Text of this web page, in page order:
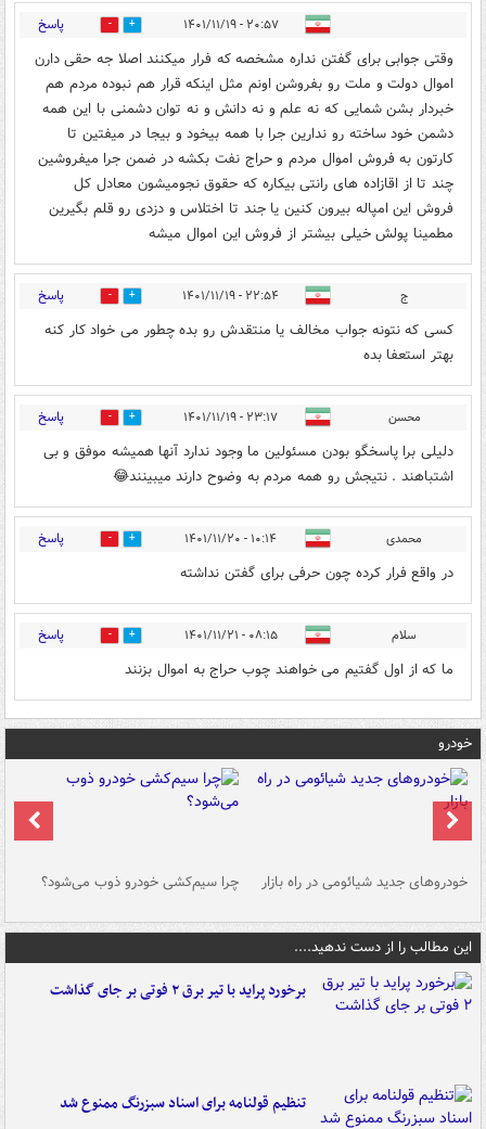
۲۰:۵۷ - ۱۴۰۱/۱۱/۱۹ 0 پاسخ
وقتی جوابی برای گفتن نداره مشخصه که فرار میکنند اصلا جه حقی دارن
اموال دولت و ملت رو بفروشن اونم مثل اینکه قرار هم نبوده مردم هم
خبردار بشن شمایی که نه علم و نه دانش و نه توان دشمنی با این همه
دشمن خود ساخته رو ندارین جرا با همه بیخود و بیجا در میفتین تا
کارتون به فروش اموال مردم و حراج نفت بکشه در ضمن جرا میفروشین
چند تا از اقازاده های رانتی بیکاره که حقوق نجومیشون معادل کل
فروش این امپاله بیرون کنین یا جند تا اختلاس و دزدی رو قلم بگیرین
مطمینا پولش خیلی بیشتر از فروش این اموال میشه
ج ۲۲:۵۴ - ۱۴۰۱/۱۱/۱۹ 0 پاسخ
کسی که نتونه جواب مخالف یا منتقدش رو بده چطور می خواد کار کنه
بهتر استعفا بده
محسن ۲۳:۱۷ - ۱۴۰۱/۱۱/۱۹ 0 پاسخ
دلیلی برا پاسخگو بودن مسئولین ما وجود ندارد آنها همیشه موفق و بی
اشتباهند . نتیجش رو همه مردم به وضوح دارند میبینند😂
محمدی ۱۰:۱۴ - ۱۴۰۱/۱۱/۲۰ 0 پاسخ
در واقع فرار کرده چون حرفی برای گفتن نداشته
سلام ۰۸:۱۵ - ۱۴۰۱/۱۱/۲۱ 0 پاسخ
ما که از اول گفتیم می خواهند چوب حراج به اموال بزنند
خودرو
خودروهای جدید شیائومی در راه بازار چرا سیم‌کشی خودرو ذوب می‌شود؟
این مطالب را از دست ندهید....
برخورد پراید با تیر برق ۲ فوتی بر جای گذاشت
تنظیم قولنامه برای اسناد سبزرنگ ممنوع شد